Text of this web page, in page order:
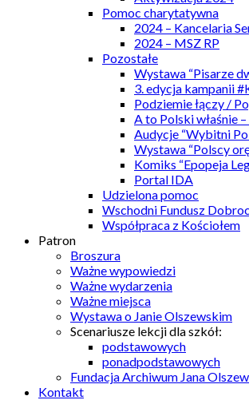
Pomoc charytatywna
2024 – Kancelaria
2024 – MSZ RP
Pozostałe
Wystawa “Pisarze
3. edycja kampanii
Podziemie łączy /
A to Polski właśnie
Audycje “Wybitni
Wystawa “Polscy
Komiks “Epopeja
Portal IDA
Udzielona pomoc
Wschodni Fundusz
Współpraca z Kościołem
Patron
Broszura
Ważne wypowiedzi
Ważne wydarzenia
Ważne miejsca
Wystawa o Janie Olszewskim
Scenariusze lekcji dla szkół:
podstawowych
ponadpodstawowych
Fundacja Archiwum Jana
Kontakt